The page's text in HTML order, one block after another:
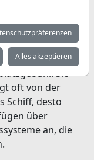
die
wie sie
Sie
oft von der
Schiff, desto
über
an, die
Alles akzeptieren